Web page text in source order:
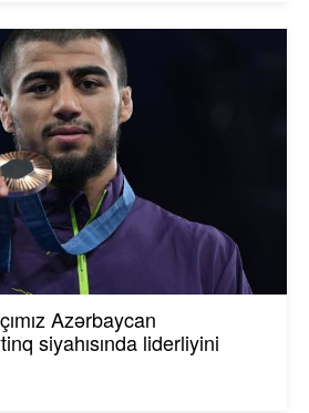
Azərbaycan
siyahısında liderliyini